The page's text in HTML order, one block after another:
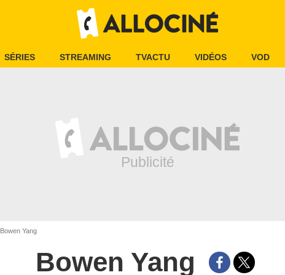
SÉRIES STREAMING TVACTU VIDÉOS VOD
Bowen Yang
Bowen Yang